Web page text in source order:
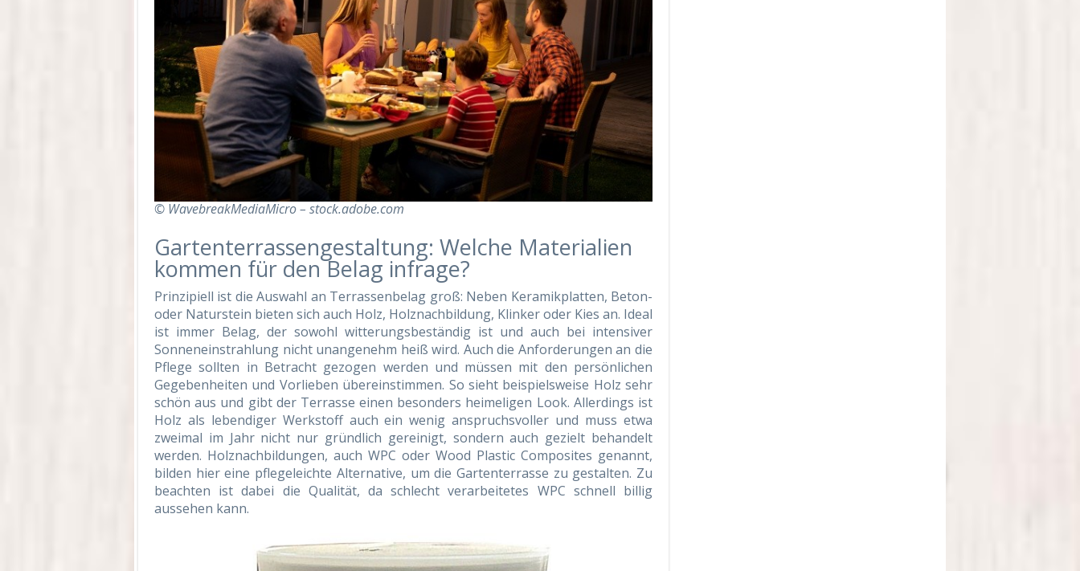
© WavebreakMediaMicro – stock.adobe.com
Gartenterrassengestaltung: Welche Materialien
kommen für den Belag infrage?
Prinzipiell ist die Auswahl an Terrassenbelag groß: Neben Keramikplatten, Beton-
oder Naturstein bieten sich auch Holz, Holznachbildung, Klinker oder Kies an. Ideal
ist immer Belag, der sowohl witterungsbeständig ist und auch bei intensiver
Sonneneinstrahlung nicht unangenehm heiß wird. Auch die Anforderungen an die
Pflege sollten in Betracht gezogen werden und müssen mit den persönlichen
Gegebenheiten und Vorlieben übereinstimmen. So sieht beispielsweise Holz sehr
schön aus und gibt der Terrasse einen besonders heimeligen Look. Allerdings ist
Holz als lebendiger Werkstoff auch ein wenig anspruchsvoller und muss etwa
zweimal im Jahr nicht nur gründlich gereinigt, sondern auch gezielt behandelt
werden. Holznachbildungen, auch WPC oder Wood Plastic Composites genannt,
bilden hier eine pflegeleichte Alternative, um die Gartenterrasse zu gestalten. Zu
beachten ist dabei die Qualität, da schlecht verarbeitetes WPC schnell billig
aussehen kann.